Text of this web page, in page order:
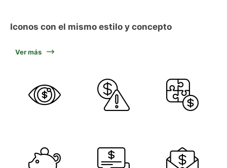
Iconos con el mismo estilo y concepto
Ver más